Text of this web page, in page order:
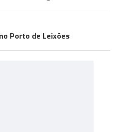
Porto de Leixões